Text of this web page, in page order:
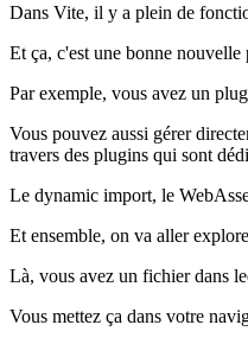
Dans Vite, il y a plein de
Et ça, c'est une bonne
Par exemple, vous avez un
Vous pouvez aussi gérer
travers des plugins qui sont
Le dynamic import, le
Et ensemble, on va aller
Là, vous avez un fichier dans
Vous mettez ça dans votre